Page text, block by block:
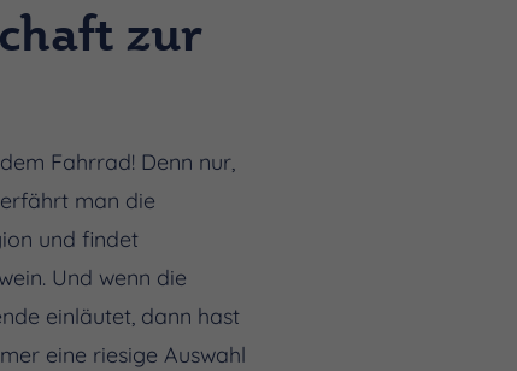
zur
Fahrrad! Denn nur,
man die
und findet
Und wenn die
einläutet, dann hast
eine riesige Auswahl